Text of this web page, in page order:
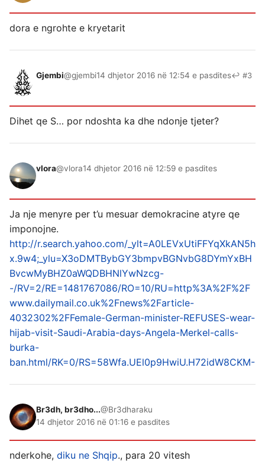
dora e ngrohte e kryetarit
Gjembi@gjembi14 dhjetor 2016 në 12:54 e pasdites↩ #3
Dihet qe S… por ndoshta ka dhe ndonje tjeter?
vlora@vlora14 dhjetor 2016 në 12:59 e pasdites
Ja nje menyre per t’u mesuar demokracine atyre qe
imponojne.
http://r.search.yahoo.com/_ylt=A0LEVxUtiFFYqXkAN5h
x.9w4;_ylu=X3oDMTBybGY3bmpvBGNvbG8DYmYxBH
BvcwMyBHZ0aWQDBHNlYwNzcg-
-/RV=2/RE=1481767086/RO=10/RU=http%3A%2F%2F
www.dailymail.co.uk%2Fnews%2Farticle-
4032302%2FFemale-German-minister-REFUSES-wear-
hijab-visit-Saudi-Arabia-days-Angela-Merkel-calls-
burka-
ban.html/RK=0/RS=58Wfa.UEl0p9HwiU.H72idW8CKM-
Br3dh, br3dho...@Br3dharaku
14 dhjetor 2016 në 01:16 e pasdites
nderkohe, diku ne Shqip., para 20 vitesh